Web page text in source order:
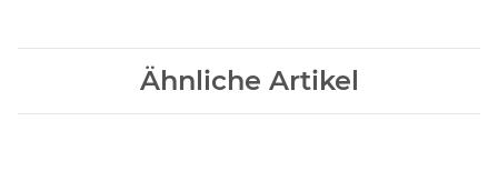
Ähnliche Artikel